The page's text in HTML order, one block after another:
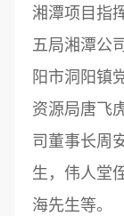
湘潭项目指
五局湘潭公
阳市洞阳镇
资源局唐飞
司董事长周
生，伟人堂
海先生等。